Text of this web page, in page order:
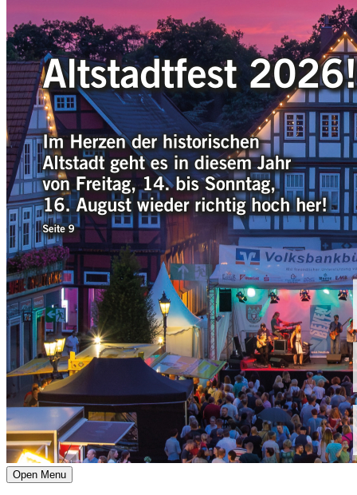
Open Menu